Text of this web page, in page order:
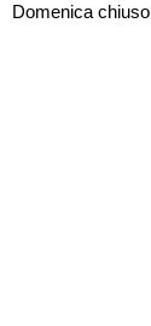
Domenica chiuso